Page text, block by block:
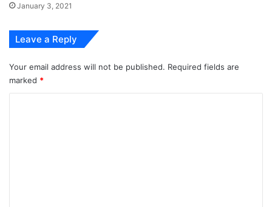
January 3, 2021
Leave a Reply
Your email address will not be published. Required fields are
marked *